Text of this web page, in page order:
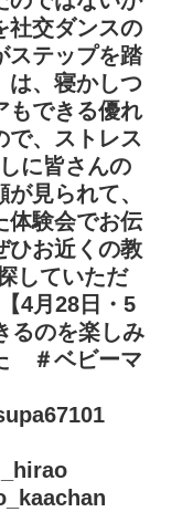
社交ダンスの
ステップを踏
は、寝かしつ
もできる優れ
で、ストレス
に皆さんの
見られて、
体験会でお伝
ひお近くの教
していただ
4月28日・5
るのを楽しみ
＃ベビーマ